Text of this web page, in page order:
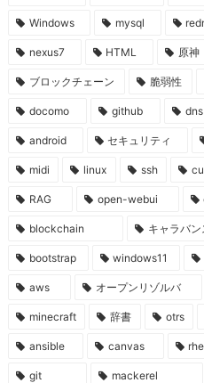
Windows mysql
nexus7 HTML 原神
ブロックチェーン 脆弱性
docomo github dns
android セキュリティ
midi linux ssh
RAG open-webui
blockchain キャラバ
bootstrap windows11
aws オープンリゾルバ
minecraft 辞書 otrs
ansible canvas
git mackerel